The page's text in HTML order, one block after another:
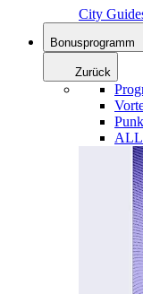
City
Bonusprogramm
Zurück
ALL